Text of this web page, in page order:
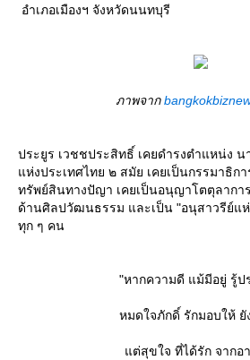
อำเภอเมืองฯ จังหวัดนนทบุรี
ภาพจาก
ประยูร เวชชประสิทธิ์ เคยดำรงตำแหน่ง น
ห่งประเทศไทย ๒ สมัย เคยเป็นกรรมาธิก
ทรัพย์สินทางปัญา เคยเป็นอนุญาโตตุลากา
ด้านศิลปวัฒนธรรม และเป็น "อนุสาวรีย์แ
ทุก ๆ คน
"หากความดี แม้มีอยู่ รู้ป
หมดใจภักดิ์ รักมอบให้ ยั
ต่สุขใจ ที่ได้รัก จากอ